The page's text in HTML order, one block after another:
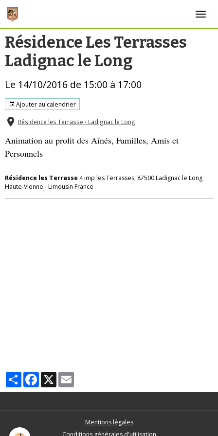
Résidence Les Terrasses
Ladignac le Long
Le 14/10/2016 de 15:00 à 17:00
Ajouter au calendrier
Résidence les Terrasse - Ladignac le Long
Animation au profit des Aînés, Familles, Amis et
Personnels
Résidence les Terrasse 4 imp les Terrasses, 87500 Ladignac le Long
Haute-Vienne - Limousin France
PartagerFacebook
X
Mentions légales
Conditions générales d'utilisation